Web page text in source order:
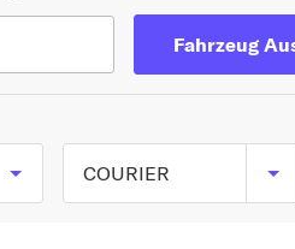
Fahrzeug
COURIER